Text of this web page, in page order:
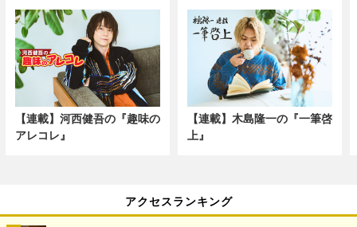
【連載】河西健吾の『趣味の
アレコレ』
【連載】木島隆一の『一筆啓
上』
アクセスランキング